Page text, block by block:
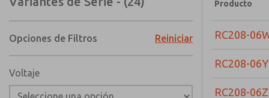
Opciones de Filtros Reiniciar
Voltaje
Producto
RC208-
RC208-06Y
RC208-06Z